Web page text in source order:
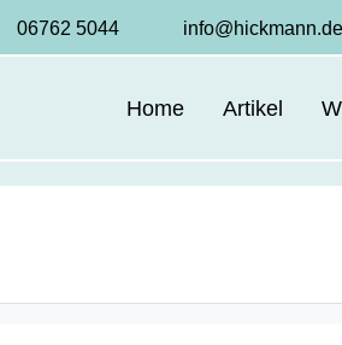
06762 5044 info@hickmann.de
Home Artikel